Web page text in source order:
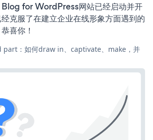
for WordPress网站已经启动并开
克服了在建立企业在线形象方面遇到的
喜你！
part：如何draw in、captivate、make，并